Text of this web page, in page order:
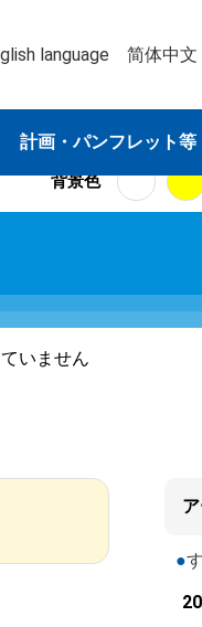
language 简体中文
計画・パンフレット等
背景色
いません